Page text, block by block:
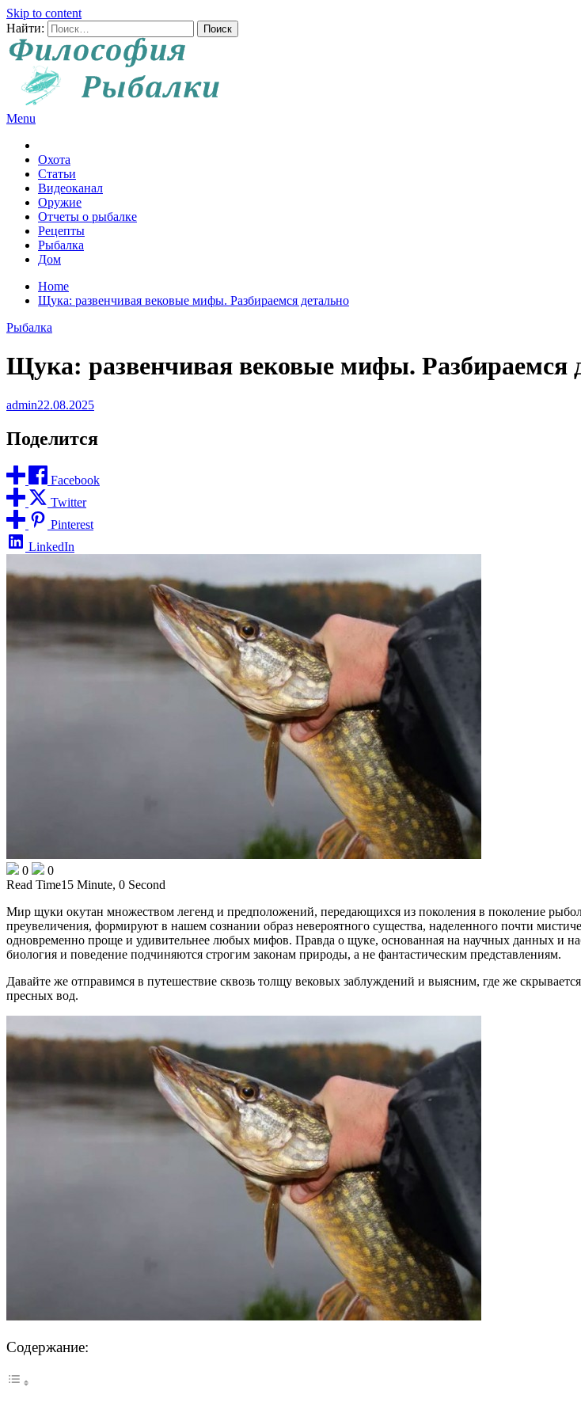
Skip to content
Найти:
Menu
Охота
Статьи
Видеоканал
Оружие
Отчеты о рыбалке
Рецепты
Рыбалка
Дом
Home
Щука: развенчивая вековые мифы. Разбираемся детально
Рыбалка
Щука: развенчивая вековые мифы. Разбираемся
admin22.08.2025
Поделится
Facebook
Twitter
Pinterest
LinkedIn
0
0
Read Time15 Minute, 0 Second
Мир щуки окутан множеством легенд и предположений, передающихся из поколения в поколение
преувеличения, формируют в нашем сознании образ невероятного существа, наделенного почти
одновременно проще и удивительнее любых мифов. Правда о щуке, основанная на научных данных и
биология и поведение подчиняются строгим законам природы, а не фантастическим представлениям.
Давайте же отправимся в путешествие сквозь толщу вековых заблуждений и выясним, где же
пресных вод.
Содержание: